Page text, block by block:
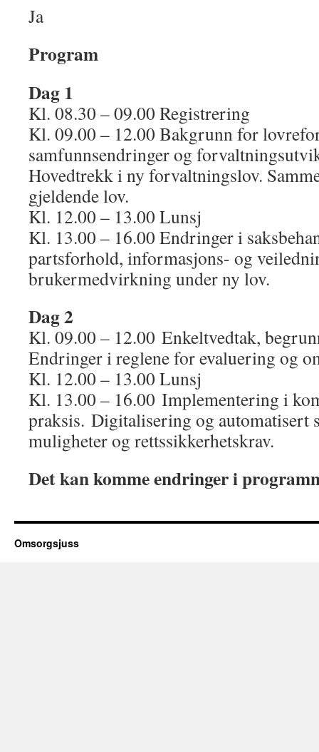
Ja
Program
Dag 1
Kl. 08.30 – 09.00 Registrering
Kl. 09.00 – 12.00 Bakgrunn for
samfunnsendringer og
Hovedtrekk i ny forvaltningslov.
gjeldende lov.
Kl. 12.00 – 13.00 Lunsj
Kl. 13.00 – 16.00 Endringer i
partsforhold, informasjons- og
brukermedvirkning under ny lov.
Dag 2
Kl. 09.00 – 12.00 Enkeltvedtak,
Endringer i reglene for evaluering og
Kl. 12.00 – 13.00 Lunsj
Kl. 13.00 – 16.00 Implementering i
praksis. Digitalisering og automatisert
muligheter og rettssikkerhetskrav.
Det kan komme endringer i
Omsorgsjuss